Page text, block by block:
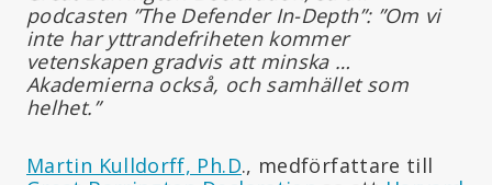
podcasten ”The Defender In-Depth”: ”Om vi
inte har yttrandefriheten kommer
vetenskapen gradvis att minska …
Akademierna också, och samhället som
helhet.”
Martin Kulldorff, Ph.D., medförfattare till